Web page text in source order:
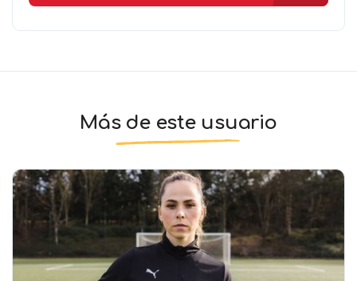
Más de este usuario